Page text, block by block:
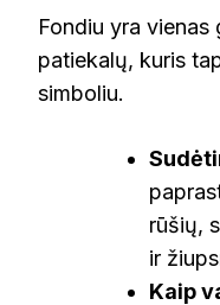
Fondiu yra vienas
patiekalų, kuris
simboliu.
rūšių,
ir
Kaip